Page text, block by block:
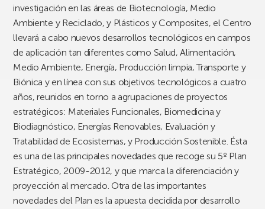
investigación en las áreas de Biotecnología, Medio
Ambiente y Reciclado, y Plásticos y Composites, el Centro
llevará a cabo nuevos desarrollos tecnológicos en campos
de aplicación tan diferentes como Salud, Alimentación,
Medio Ambiente, Energía, Producción limpia, Transporte y
Biónica y en línea con sus objetivos tecnológicos a cuatro
años, reunidos en torno a agrupaciones de proyectos
estratégicos: Materiales Funcionales, Biomedicina y
Biodiagnóstico, Energías Renovables, Evaluación y
Tratabilidad de Ecosistemas, y Producción Sostenible. Ésta
es una de las principales novedades que recoge su 5º Plan
Estratégico, 2009-2012, y que marca la diferenciación y
proyección al mercado. Otra de las importantes
novedades del Plan es la apuesta decidida por desarrollo